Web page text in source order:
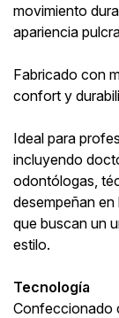
movimiento
apariencia
Fabricado con
confort y
Ideal para
incluyendo
odontólogas,
desempeñan
que buscan un
estilo.
Tecnología
Confeccionado